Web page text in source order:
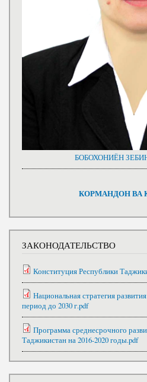
БОБОХОНИЁН
КОРМАНДОН ВА
ЗАКОНОДАТЕЛЬСТВО
Конституция Республики
Национальная стратегия
период до 2030 г.pdf
Программа среднесрочного
Таджикистан на 2016-2020 годы.pdf